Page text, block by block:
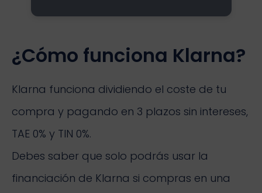
¿Cómo funciona Klarna?
Klarna funciona dividiendo el coste de tu
compra y pagando en 3 plazos sin intereses,
TAE 0% y TIN 0%.
Debes saber que solo podrás usar la
financiación de Klarna si compras en una